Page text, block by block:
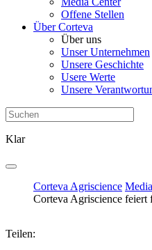
Offene Stellen
Über Corteva
Über uns
Unser Unternehmen
Unsere Geschichte
Usere Werte
Unsere
Klar
Corteva Agriscience
Corteva Agriscience feiert
Teilen: